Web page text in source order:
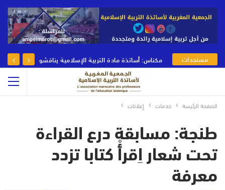
مستجدات
الجمعية
مكناس: أساتذة مادة التربية الإسلامية يناقشون رهانات وأدوار مادة التربية الإسلامية في يومها الوطني
الصفحة الرئيسة خدمات إعلانات
طنجة: مسابقة درع القراءة
تحت شعار اِقرأْ كتابا تزدد
معرفة